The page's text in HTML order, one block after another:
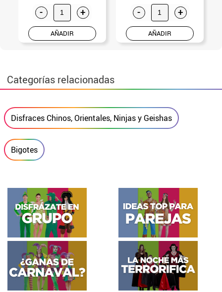
- +
AÑADIR
- +
AÑADIR
Categorías relacionadas
Disfraces Chinos, Orientales, Ninjas y Geishas
Bigotes